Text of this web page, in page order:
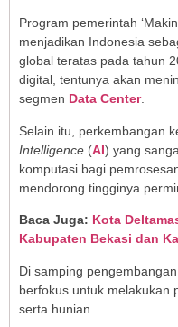
Program pemerintah
menjadikan Indonesia
global teratas pada tahun
digital, tentunya akan
segmen Data Center.
Selain itu, perkembangan
Intelligence (AI) yang
komputasi bagi
mendorong tingginya
Baca Juga: Kota
Kabupaten Bekasi dan
Di samping
berfokus untuk melakukan
serta hunian.